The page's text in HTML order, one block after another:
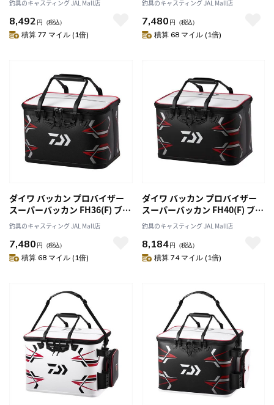
釣具のキャスティング JAL Mall店
8,492 円 （税込）
積算 77 マイル (1倍)
釣具のキャスティング JAL Mall店
7,480 円 （税込）
積算 68 マイル (1倍)
ダイワ バッカン プロバイザー
スーパーバッカン FH36(F) ブラ
ック
釣具のキャスティング JAL Mall店
7,480 円 （税込）
積算 68 マイル (1倍)
ダイワ バッカン プロバイザー
スーパーバッカン FH40(F) ブラ
ック
釣具のキャスティング JAL Mall店
8,184円 （税込）
積算 74 マイル (1倍)